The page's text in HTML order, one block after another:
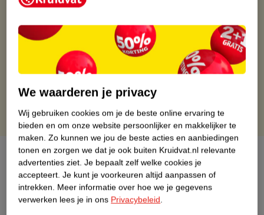
Verkocht en verstuurd door
Binnen 1 werkdag verstuurd
Gratis thuisbezorgd
Gratis retourneren via verkooppartner.
Gratis punten met je Kruidvat kaart
Over dit product
Productinformatie
We waarderen je privacy
Wij gebruiken cookies om je de beste online ervaring te
bieden en om onze website persoonlijker en makkelijker te
maken. Zo kunnen we jou de beste acties en aanbiedingen
tonen en zorgen we dat je ook buiten Kruidvat.nl relevante
advertenties ziet. Je bepaalt zelf welke cookies je
accepteert. Je kunt je voorkeuren altijd aanpassen of
intrekken. Meer informatie over hoe we je gegevens
verwerken lees je in ons Privacybeleid.